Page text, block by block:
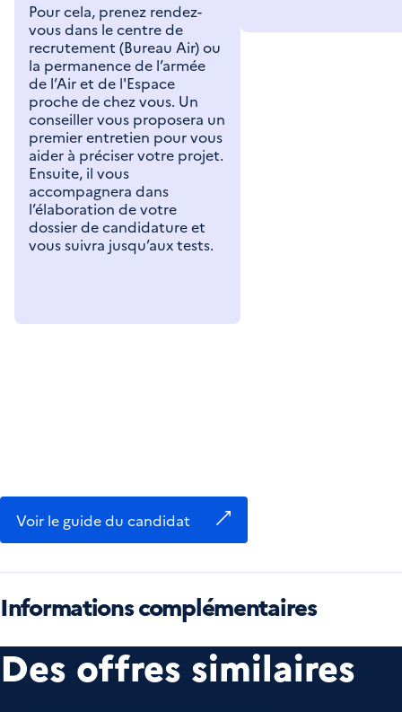
Pour cela, prenez rendez-
vous dans le centre de
recrutement (Bureau Air) ou
la permanence de l’armée
de l’Air et de l'Espace
proche de chez vous. Un
conseiller vous proposera un
premier entretien pour vous
aider à préciser votre projet.
Ensuite, il vous
accompagnera dans
l’élaboration de votre
dossier de candidature et
vous suivra jusqu’aux tests.
Voir le guide du candidat
Informations complémentaires
Des offres similaires